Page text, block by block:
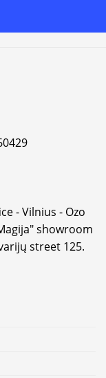
- Vilnius - Ozo
showroom
street 125.